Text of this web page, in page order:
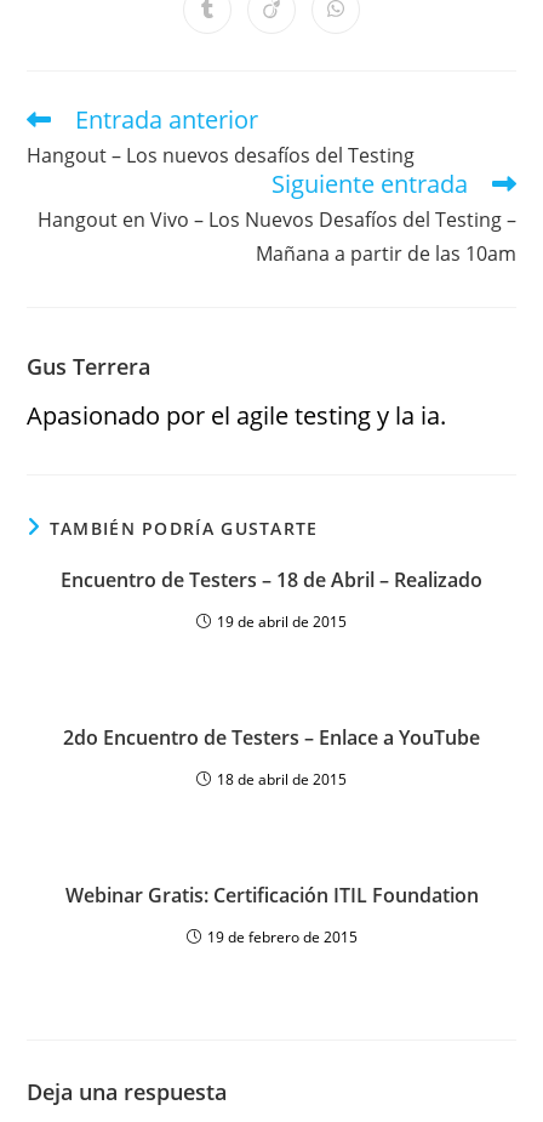
Entrada anterior
Hangout – Los nuevos desafíos del Testing
Siguiente entrada
Hangout en Vivo – Los Nuevos Desafíos del Testing –
Mañana a partir de las 10am
Gus Terrera
Apasionado por el agile testing y la ia.
TAMBIÉN PODRÍA GUSTARTE
Encuentro de Testers – 18 de Abril – Realizado
19 de abril de 2015
2do Encuentro de Testers – Enlace a YouTube
18 de abril de 2015
Webinar Gratis: Certificación ITIL Foundation
19 de febrero de 2015
Deja una respuesta